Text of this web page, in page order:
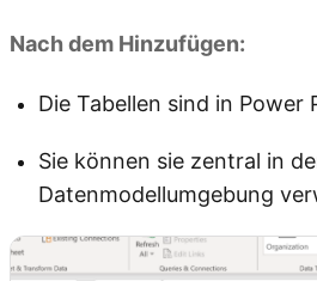
Nach dem Hinzufügen:
Die Tabellen sind in Power
Sie können sie zentral in
Datenmodellumgebung